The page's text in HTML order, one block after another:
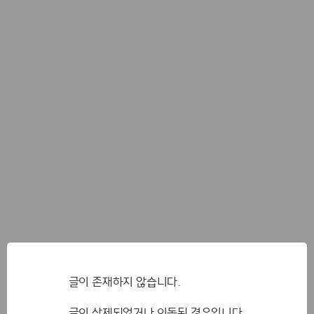
글이 존재하지 않습니다.